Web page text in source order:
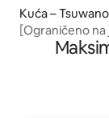
Kuća – Tsuwano
[Ograničeno
Japanskog
kat čajane u
na 1. katu